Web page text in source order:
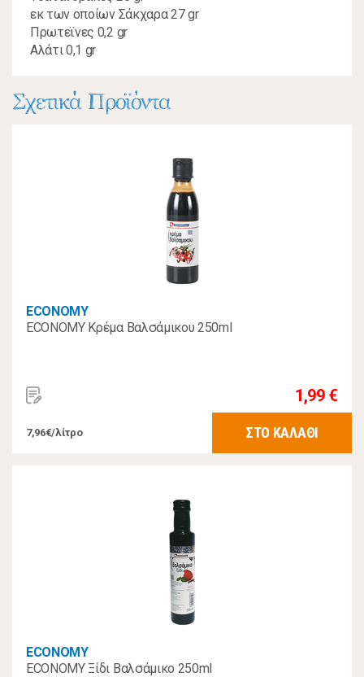
εκ των οποίων Σάκχαρα 27 gr
Πρωτεϊνες 0,2 gr
Αλάτι 0,1 gr
Σχετικά Προϊόντα
ECONOMY
ECONOMY Κρέμα Βαλσάμικου 250ml
1,99 €
7,96€/λίτρο ΣΤΟ ΚΑΛΑΘΙ
ECONOMY
ECONOMY Ξίδι Βαλσάμικο 250ml